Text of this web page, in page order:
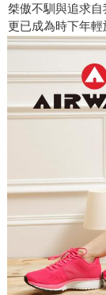
桀傲不馴與追求自
更已成為時下年輕